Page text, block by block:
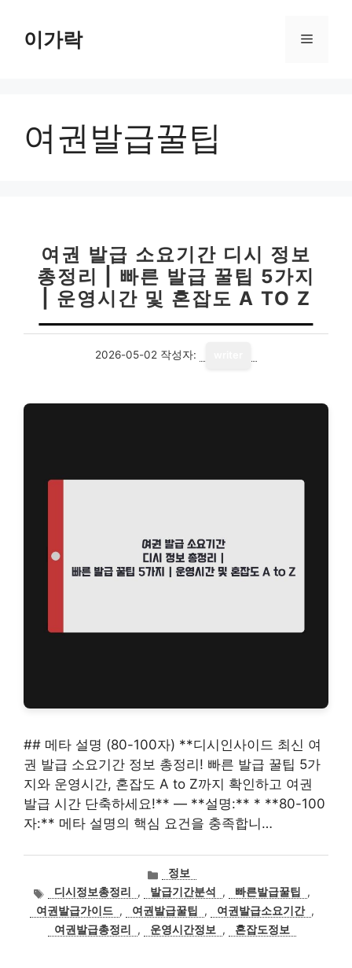
이가락 메
여권발급꿀팁
여권 발급 소요기간 디시 정보
총정리 | 빠른 발급 꿀팁 5가지
| 운영시간 및 혼잡도 A TO Z
2026-05-02 작성자:
## 메타 설명 (80-100자) **디시인사이드 최신 여
권 발급 소요기간 정보 총정리! 빠른 발급 꿀팁 5가
지와 운영시간, 혼잡도 A to Z까지 확인하고 여권
발급 시간 단축하세요!** — **설명:** * **80-100
자:** 메타 설명의 핵심 요건을 충족합니…
카
테
고
리
정보
태
그
디시정보총정리 , 발급기간분석 , 빠른발급꿀팁
,
여권발급가이드 , 여권발급꿀팁 , 여권발급소요기간 ,
여권발급총정리
, 운영시간정보 , 혼잡도정보